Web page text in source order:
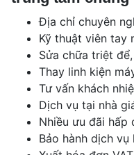
Địa chỉ chuyên
Kỹ thuật viên tay
Sửa chữa triệt
Thay linh kiện
Tư vấn khách
Dịch vụ tại nhà
Nhiều ưu đãi hấp
Bảo hành dịch vụ